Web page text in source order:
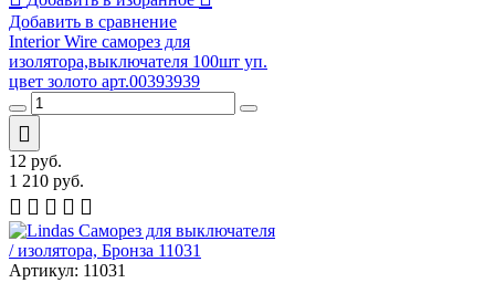
Добавить в сравнение
Interior Wire cаморез для
изолятора,выключателя 100шт уп.
цвет золото арт.00393939
12 руб.
1 210 руб.
Артикул: 11031